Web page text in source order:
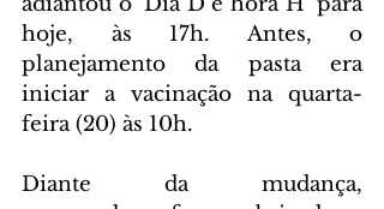
hoje, às 17h. Antes, o
planejamento da pasta era
iniciar a vacinação na quarta-
feira (20) às 10h.
Diante da mudança,